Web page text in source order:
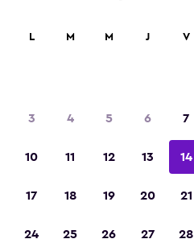
de hoteles y alojamientos.
L M M J V
3 4 5 6 7
10 11 12 13 14
17 18 19 20 21
24 25 26 27 28